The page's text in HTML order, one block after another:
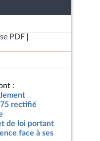
PDF
:
rectifié
de loi portant
face à ses